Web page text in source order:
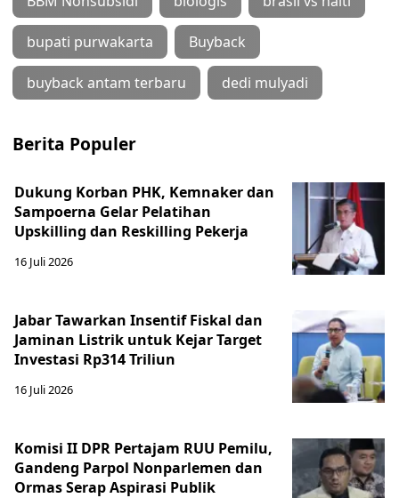
bupati purwakarta Buyback
buyback antam terbaru dedi mulyadi
Berita Populer
Dukung Korban PHK, Kemnaker dan
Sampoerna Gelar Pelatihan
Upskilling dan Reskilling Pekerja
16 Juli 2026
Jabar Tawarkan Insentif Fiskal dan
Jaminan Listrik untuk Kejar Target
Investasi Rp314 Triliun
16 Juli 2026
Komisi II DPR Pertajam RUU Pemilu,
Gandeng Parpol Nonparlemen dan
Ormas Serap Aspirasi Publik